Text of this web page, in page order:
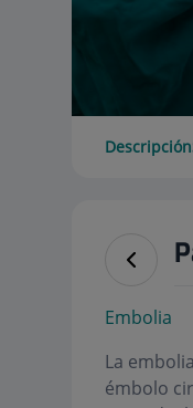
Descripción
Embolia
La
émbolo